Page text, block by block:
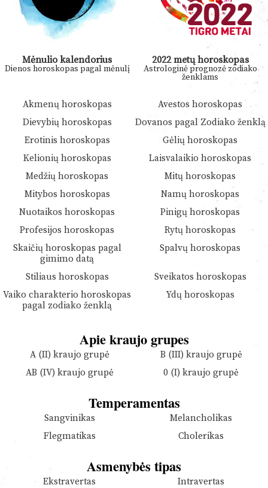
Mėnulio kalendorius
Dienos horoskopas pagal mėnulį
2022 metų horoskopas
Astrologinė prognozė zodiako
ženklams
Akmenų horoskopas
Avestos horoskopas
Dievybių horoskopas
Dovanos pagal Zodiako ženklą
Erotinis horoskopas
Gėlių horoskopas
Kelionių horoskopas
Laisvalaikio horoskopas
Medžių horoskopas
Mitų horoskopas
Mitybos horoskopas
Namų horoskopas
Nuotaikos horoskopas
Pinigų horoskopas
Profesijos horoskopas
Rytų horoskopas
Skaičių horoskopas pagal
gimimo datą
Spalvų horoskopas
Stiliaus horoskopas
Sveikatos horoskopas
Vaiko charakterio horoskopas
pagal zodiako ženklą
Ydų horoskopas
Apie kraujo grupes
A (II) kraujo grupė
B (III) kraujo grupė
AB (IV) kraujo grupė
0 (I) kraujo grupė
Temperamentas
Sangvinikas
Melancholikas
Flegmatikas
Cholerikas
Asmenybės tipas
Ekstravertas Intravertas